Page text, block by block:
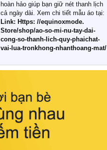
Khác với các dòng sản phẩm thông
thường, những bộ chăn ga gối đệm
cao cấp trải qua quy trình sản xuất
nghiêm ngặt từ khâu chọn lọc nguyên
liệu tự nhiên đến công nghệ dệt
nhuộm hiện đại không chứa hóa chất
này, bạn sẽ cảm nhận rõ rệt sự khác
hồi chuẩn xác của phần đệm nâng đỡ
cột sống.
Bên cạnh đó, việc lựa chọn các dòng
sản phẩm đạt chuẩn chất lượng quốc
tế còn giúp ngăn ngừa tình trạng kích
hoàn hảo giúp bạn giữ nét thanh lịch
cả ngày dài. Xem chi tiết mẫu áo tại:
Link: Https: //equinoxmode.
Store/shop/ao-so-mi-nu-tay-dai-
cong-so-thanh-lich-quy-phaichat-
vai-lua-tronkhong-nhanthoang-mat/